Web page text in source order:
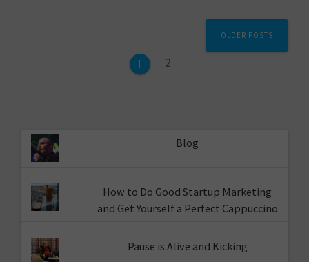
navigationPage
1 Page
2
OLDER POSTS
Blog
How to Do Good Startup Marketing
and Get Yourself a Perfect Cappuccino
Pause is Alive and Kicking